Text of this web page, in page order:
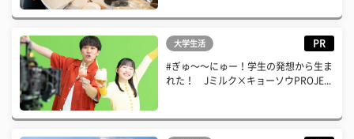
大学生活 PR
#ぎゅ〜〜にゅー！学生の発想から生ま
れた！ Jミルク×キョーソウPROJE...